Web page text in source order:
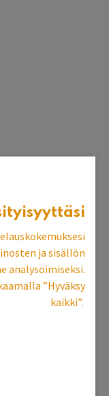
varastossa
ja sisällön
analysoimiseksi.
”Hyväksy
kaikki”.